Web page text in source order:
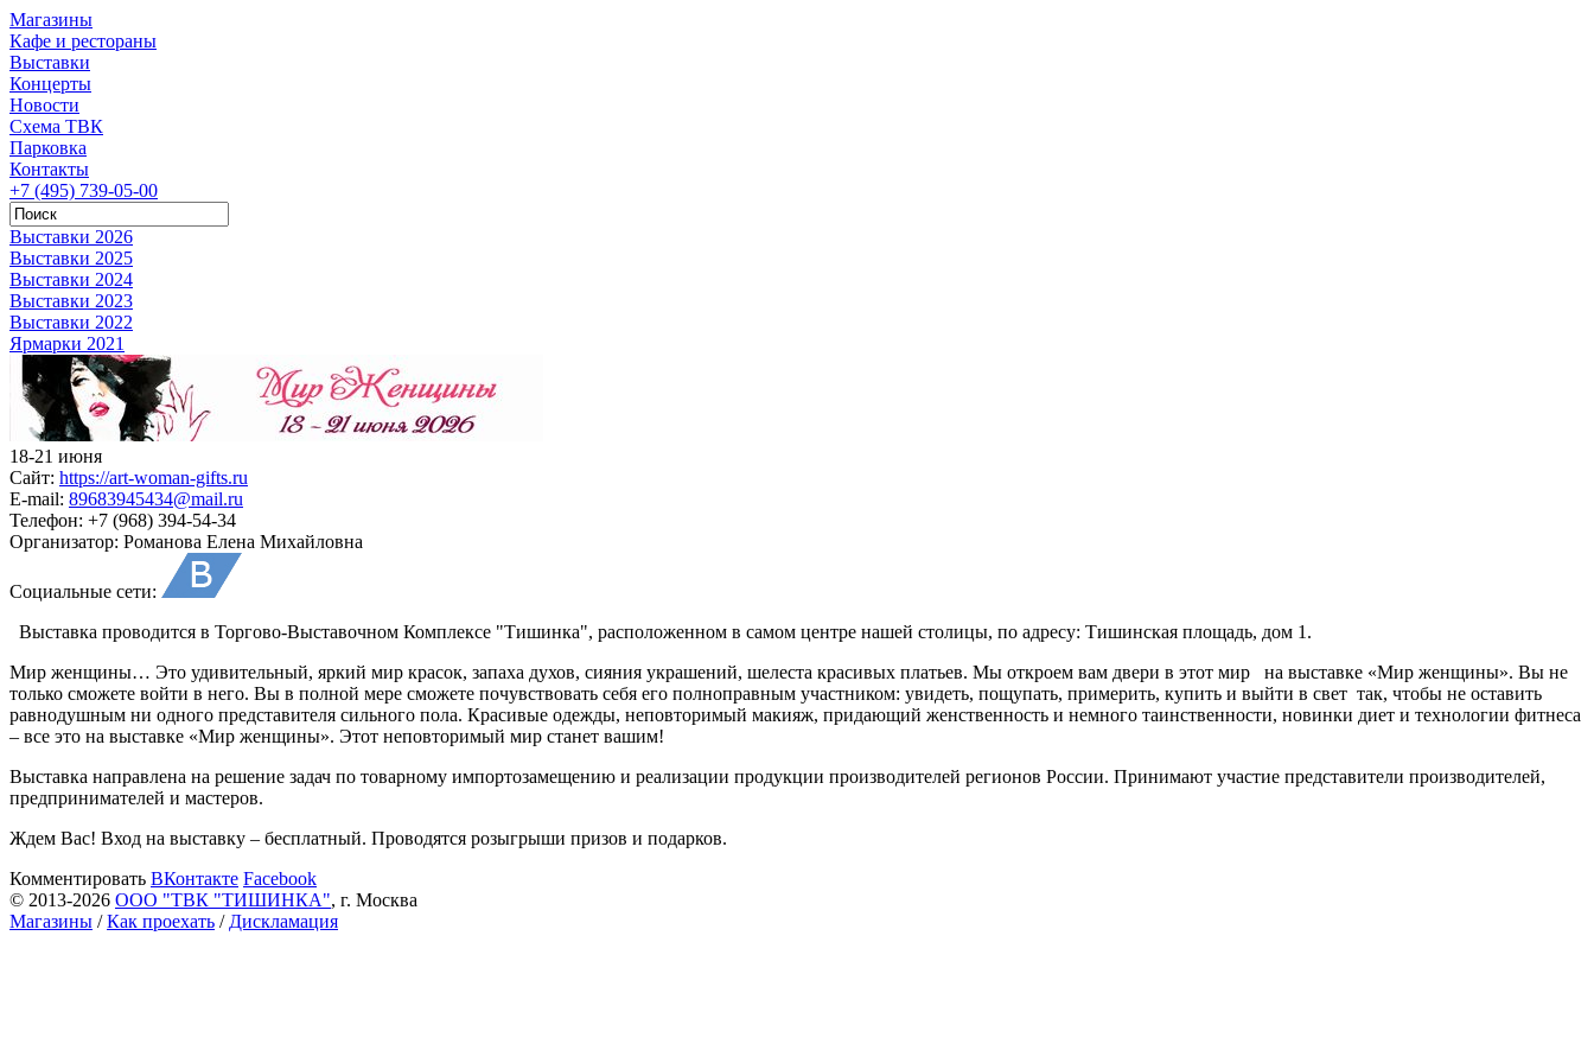
Магазины
Кафе и рестораны
Выставки
Концерты
Новости
Схема ТВК
Парковка
Контакты
+7 (495) 739-05-00
Выставки 2026
Выставки 2025
Выставки 2024
Выставки 2023
Выставки 2022
Ярмарки 2021
18-21 июня
Сайт: https://art-woman-gifts.ru
E-mail: 89683945434@mail.ru
Телефон: +7 (968) 394-54-34
Организатор: Романова Елена Михайловна
Социальные сети:
Выставка проводится в Торгово-Выставочном Комплексе "Тишинка", расположенном в самом центре нашей столицы, по адресу: Тишинская площадь, дом 1.
Мир женщины… Это удивительный, яркий мир красок, запаха духов, сияния украшений, шелеста красивых платьев. Мы откроем вам двери в этот мир на выставке «Мир женщины». Вы не
только сможете войти в него. Вы в полной мере сможете почувствовать себя его полноправным участником: увидеть, пощупать, примерить, купить и выйти в свет так, чтобы не оставить
равнодушным ни одного представителя сильного пола. Красивые одежды, неповторимый макияж, придающий женственность и немного таинственности, новинки диет и технологии фитнеса
– все это на выставке «Мир женщины». Этот неповторимый мир станет вашим!
Выставка направлена на решение задач по товарному импортозамещению и реализации продукции производителей регионов России. Принимают участие представители производителей,
предпринимателей и мастеров.
Ждем Вас! Вход на выставку – бесплатный. Проводятся розыгрыши призов и подарков.
Комментировать ВКонтакте Facebook
© 2013-2026 ООО "ТВК "ТИШИНКА", г. Москва
Магазины /Как проехать / Дискламация